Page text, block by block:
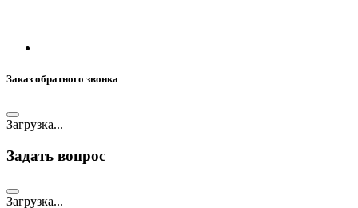
Заказ обратного звонка
Загрузка...
Задать вопрос
Загрузка...